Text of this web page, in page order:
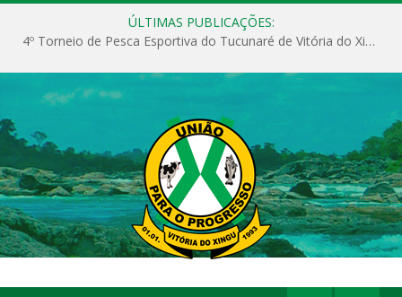
ÚLTIMAS PUBLICAÇÕES:
4º Torneio de Pesca Esportiva do Tucunaré de Vitória do Xingu